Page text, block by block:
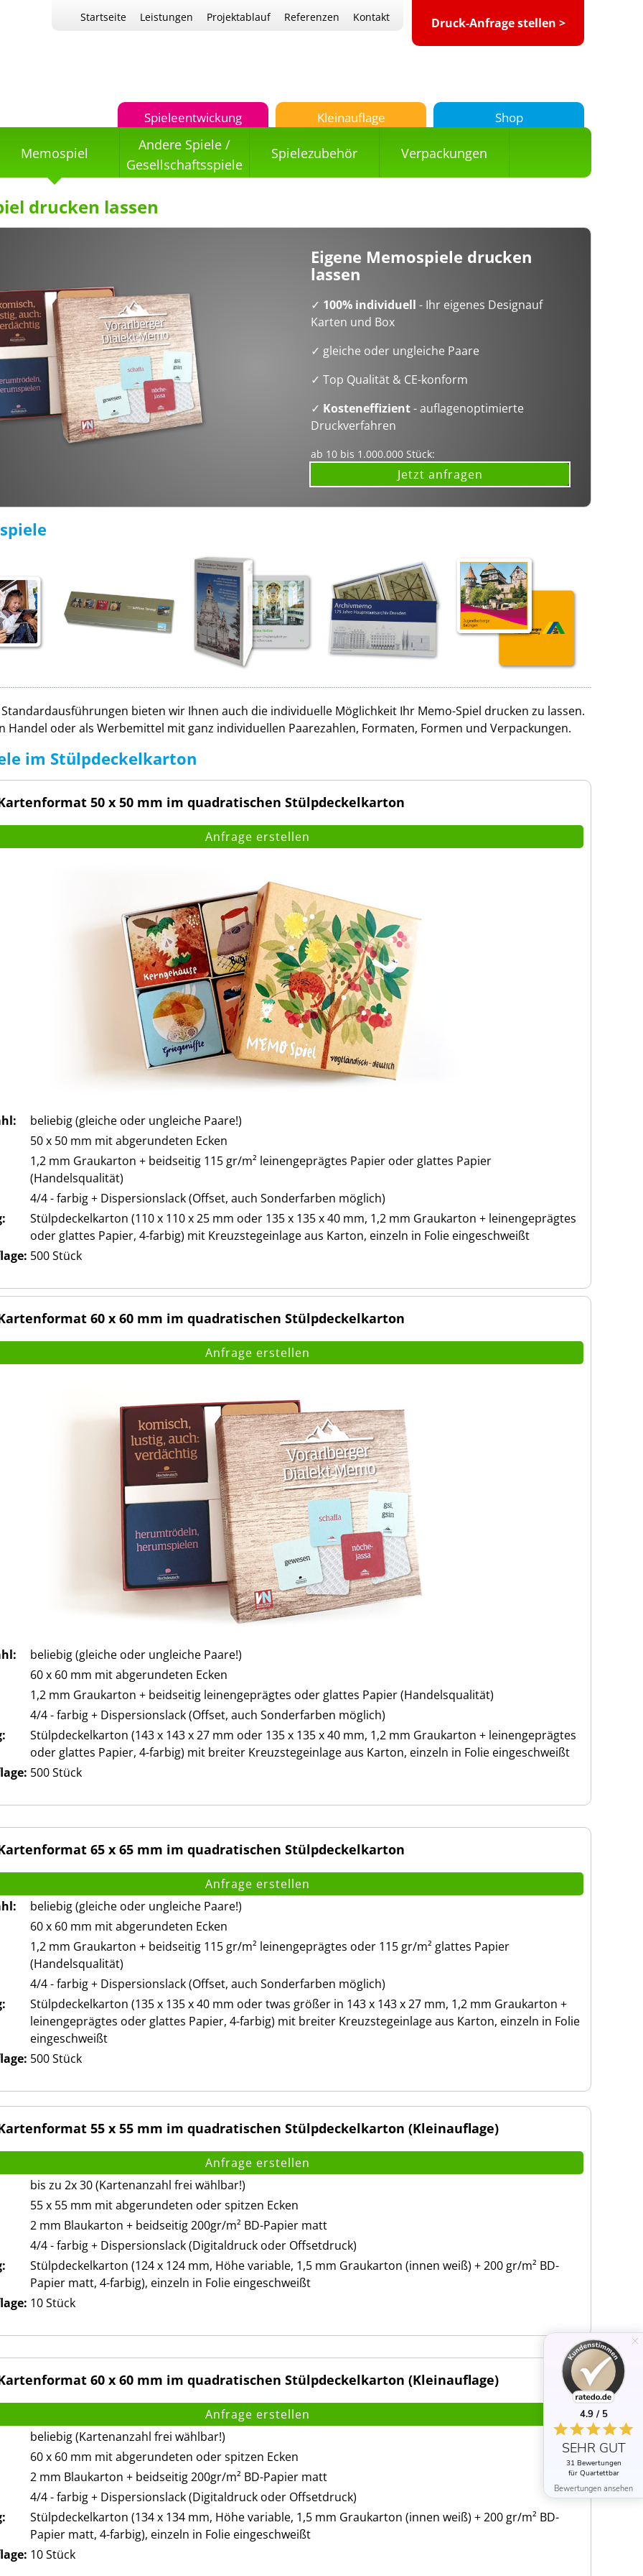
Druck-Anfrage stellen >
Startseite Leistungen Projektablauf Referenzen Kontakt
Shop
Kleinauflage
Spieleentwickung
Memospiel
Andere Spiele /
Gesellschaftsspiele
Spielezubehör Verpackungen
drucken lassen
Eigene Memospiele drucken
lassen
✓ 100% individuell - Ihr eigenes Designauf
Karten und Box
✓ gleiche oder ungleiche Paare
✓ Top Qualität & CE-konform
✓ Kosteneffizient- auflagenoptimierte
Druckverfahren
ab 10 bis 1.000.000 Stück:
bieten wir Ihnen auch die individuelle Möglichkeit Ihr Memo-Spiel drucken zu lassen.
Handel oder als Werbemittel mit ganz individuellen Paarezahlen, Formaten, Formen und Verpackungen.
im Stülpdeckelkarton
50 x 50 mm im quadratischen Stülpdeckelkarton
beliebig (gleiche oder ungleiche Paare!)
50 x 50 mm mit abgerundeten Ecken
1,2 mm Graukarton + beidseitig 115 gr/m² leinengeprägtes Papier oder glattes Papier
(Handelsqualität)
4/4 - farbig + Dispersionslack (Offset, auch Sonderfarben möglich)
Stülpdeckelkarton (110 x 110 x 25 mm oder 135 x 135 x 40 mm, 1,2 mm Graukarton + leinengeprägtes
oder glattes Papier, 4-farbig) mit Kreuzstegeinlage aus Karton, einzeln in Folie eingeschweißt
500 Stück
60 x 60 mm im quadratischen Stülpdeckelkarton
beliebig (gleiche oder ungleiche Paare!)
60 x 60 mm mit abgerundeten Ecken
1,2 mm Graukarton + beidseitig leinengeprägtes oder glattes Papier (Handelsqualität)
4/4 - farbig + Dispersionslack (Offset, auch Sonderfarben möglich)
Stülpdeckelkarton (143 x 143 x 27 mm oder 135 x 135 x 40 mm, 1,2 mm Graukarton + leinengeprägtes
oder glattes Papier, 4-farbig) mit breiter Kreuzstegeinlage aus Karton, einzeln in Folie eingeschweißt
500 Stück
65 x 65 mm im quadratischen Stülpdeckelkarton
beliebig (gleiche oder ungleiche Paare!)
60 x 60 mm mit abgerundeten Ecken
1,2 mm Graukarton + beidseitig 115 gr/m² leinengeprägtes oder 115 gr/m² glattes Papier
(Handelsqualität)
4/4 - farbig + Dispersionslack (Offset, auch Sonderfarben möglich)
Stülpdeckelkarton (135 x 135 x 40 mm oder twas größer in 143 x 143 x 27 mm, 1,2 mm Graukarton +
leinengeprägtes oder glattes Papier, 4-farbig) mit breiter Kreuzstegeinlage aus Karton, einzeln in Folie
eingeschweißt
500 Stück
55 x 55 mm im quadratischen Stülpdeckelkarton (Kleinauflage)
bis zu 2x 30 (Kartenanzahl frei wählbar!)
55 x 55 mm mit abgerundeten oder spitzen Ecken
2 mm Blaukarton + beidseitig 200gr/m² BD-Papier matt
4/4 - farbig + Dispersionslack (Digitaldruck oder Offsetdruck)
Stülpdeckelkarton (124 x 124 mm, Höhe variable, 1,5 mm Graukarton (innen weiß) + 200 gr/m² BD-
Papier matt, 4-farbig), einzeln in Folie eingeschweißt
10 Stück
60 x 60 mm im quadratischen Stülpdeckelkarton (Kleinauflage)
beliebig (Kartenanzahl frei wählbar!)
60 x 60 mm mit abgerundeten oder spitzen Ecken
2 mm Blaukarton + beidseitig 200gr/m² BD-Papier matt
4/4 - farbig + Dispersionslack (Digitaldruck oder Offsetdruck)
Stülpdeckelkarton (134 x 134 mm, Höhe variable, 1,5 mm Graukarton (innen weiß) + 200 gr/m² BD-
Papier matt, 4-farbig), einzeln in Folie eingeschweißt
10 Stück
4.9 / 5
SEHR GUT
31 Bewertungen
für Quartettbar
Bewertungen ansehen